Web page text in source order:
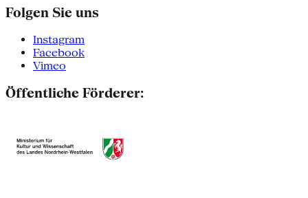
Folgen Sie uns
Instagram
Facebook
Vimeo
Öffentliche Förderer: